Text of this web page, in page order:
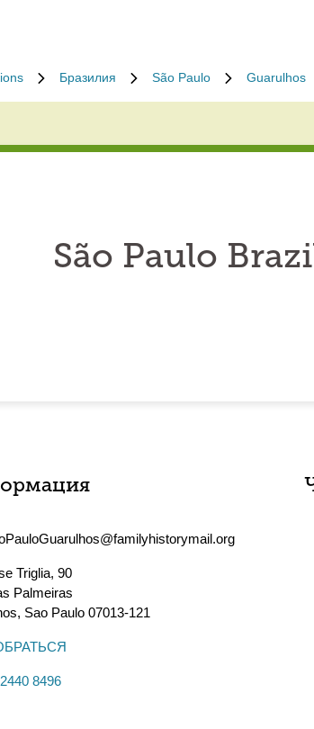
Бразилия São Paulo Guarulhos
São Paulo
Triglia, 90
Palmeiras
, Sao Paulo 07013-121
8496